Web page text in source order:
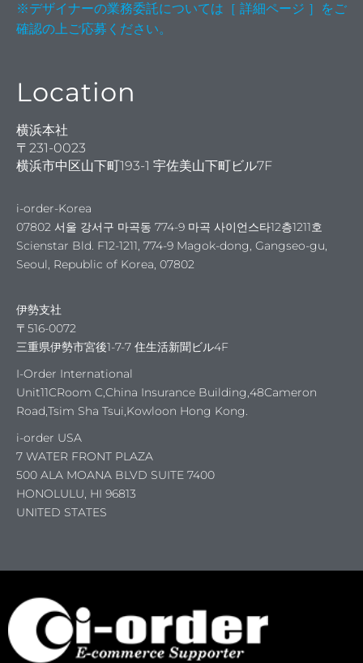
を見
※デザイナーの業務委託については［ 詳細ページ ］をご
確認の上ご応募ください。
Location
横浜本社
〒231-0023
横浜市中区山下町193-1 宇佐美山下町ビル7F
i-order-Korea
07802 서울 강서구 마곡동 774-9 마곡 사이언스타12층1211호
Scienstar Bld. F12-1211, 774-9 Magok-dong, Gangseo-gu,
Seoul, Republic of Korea, 07802
伊勢支社
〒516-0072
三重県伊勢市宮後1-7-7 住生活新聞ビル4F
I-Order International
Unit11CRoom C,China Insurance Building,48Cameron
Road,Tsim Sha Tsui,Kowloon Hong Kong.
i-order USA
7 WATER FRONT PLAZA
500 ALA MOANA BLVD SUITE 7400
HONOLULU, HI 96813
UNITED STATES